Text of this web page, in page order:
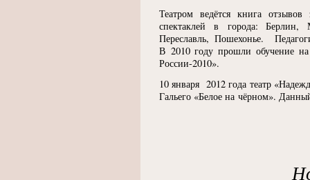
Театром ведётся книга отзывов
спектаклей в города: Берлин,
Переславль, Пошехонье.
В 2010 году прошли обучение на
России-2010».
10 января 2012 года театр «
Гальего «Белое на чёрном».